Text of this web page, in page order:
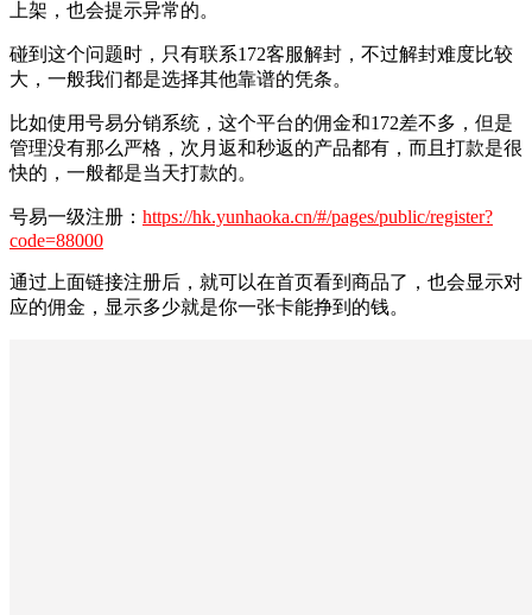
上架，也会提示异常的。
碰到这个问题时，只有联系172客服解封，不过解封难度比较
大，一般我们都是选择其他靠谱的凭条。
比如使用号易分销系统，这个平台的佣金和172差不多，但是
管理没有那么严格，次月返和秒返的产品都有，而且打款是很
快的，一般都是当天打款的。
号易一级注册： https://hk.yunhaoka.cn/#/pages/public/register?
code=88000
通过上面链接注册后，就可以在首页看到商品了，也会显示对
应的佣金，显示多少就是你一张卡能挣到的钱。